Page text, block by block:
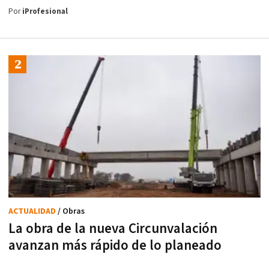
PoriProfesional
La obra de la nueva Circunvalación
avanzan más rápido de lo planeado
ACTUALIDAD / Obras